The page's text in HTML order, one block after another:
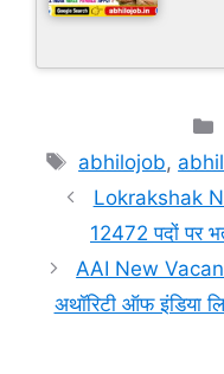
Tags
abhilojob,
Lokrakshak
12472 पदों पर
AAI New
अथॉरिटी ऑफ इंडिया